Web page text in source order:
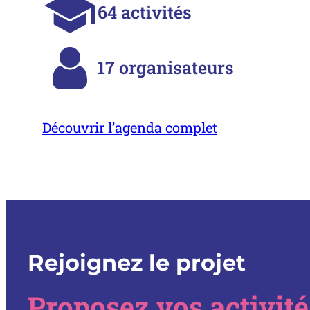
64 activités
17 organisateurs
Découvrir l’agenda complet
Rejoignez le projet